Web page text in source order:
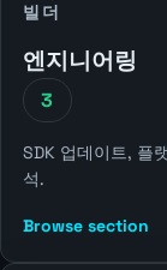
빌더
엔지니어링
3
SDK 업데이트, 플
석.
Browse section